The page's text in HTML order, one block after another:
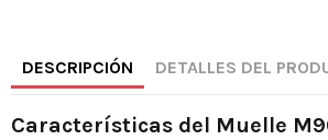
DESCRIPCIÓN DETALLES DEL
Características del Muelle